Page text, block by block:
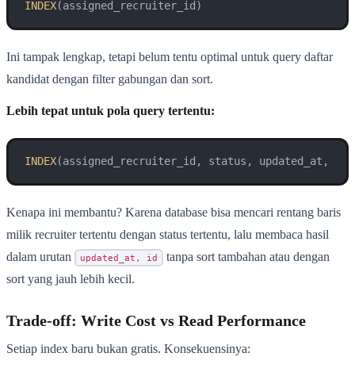
INDEX
Ini tampak lengkap, tetapi belum tentu optimal untuk query daftar
kandidat dengan filter gabungan dan sort.
Lebih tepat untuk pola query tertentu:
INDEX
Kenapa ini membantu? Karena database bisa mencari rentang baris
milik recruiter tertentu dengan status tertentu, lalu membaca hasil
dalam urutan
updated_at, id
tanpa sort tambahan atau dengan
sort yang jauh lebih kecil.
Trade-off: Write Cost vs Read Performance
Setiap index baru bukan gratis. Konsekuensinya: